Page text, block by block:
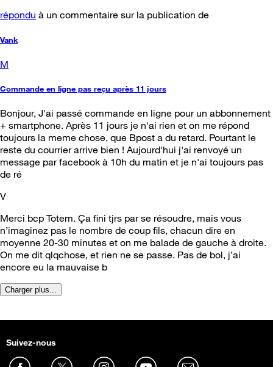
répondu à un commentaire sur la publication de
Vank
M
Commande en ligne pas reçu après 11 jours
Bonjour, J'ai passé commande en ligne pour un abbonnement
+ smartphone. Après 11 jours je n'ai rien et on me répond
toujours la meme chose, que Bpost a du retard. Pourtant le
reste du courrier arrive bien ! Aujourd'hui j'ai renvoyé un
message par facebook à 10h du matin et je n'ai toujours pas
de ré
V
Merci bcp Totem. Ça fini tjrs par se résoudre, mais vous
n’imaginez pas le nombre de coup fils, chacun dire en
moyenne 20-30 minutes et on me balade de gauche à droite.
On me dit qlqchose, et rien ne se passe. Pas de bol, j’ai
encore eu la mauvaise b
Charger plus...
Suivez-nous